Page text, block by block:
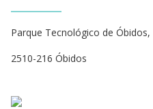
Parque Tecnológico de Óbidos,
2510-216 Óbidos